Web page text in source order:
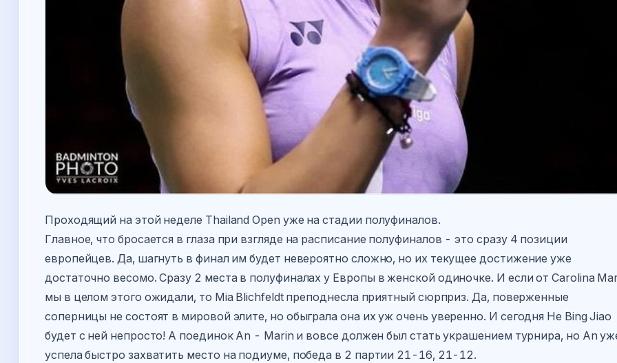
Проходящий на этой неделе Thailand Open уже на стадии полуфиналов.
Главное, что бросается в глаза при взгляде на расписание полуфиналов - это сразу 4 позиции
европейцев. Да, шагнуть в финал им будет невероятно сложно, но их текущее достижение уже
достаточно весомо. Сразу 2 места в полуфиналах у Европы в женской одиночке. И если от Carolina
мы в целом этого ожидали, то Mia Blichfeldt преподнесла приятный сюрприз. Да, поверженные
соперницы не состоят в мировой элите, но обыграла она их уж очень уверенно. И сегодня He Bing Jiao
будет с ней непросто! А поединок An - Marin и вовсе должен был стать украшением турнира, но An
успела быстро захватить место на подиуме, победа в 2 партии 21-16, 21-12.